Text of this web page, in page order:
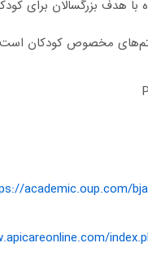
هدف بزرگسالان برای
academic.oup.com/